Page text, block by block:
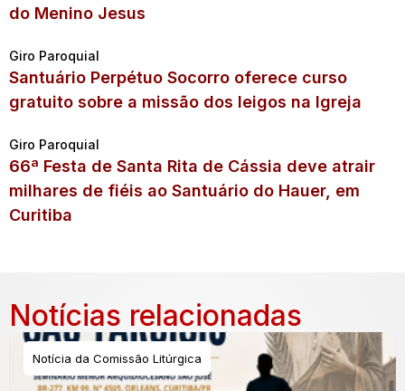
do Menino Jesus
Giro Paroquial
Santuário Perpétuo Socorro oferece curso
gratuito sobre a missão dos leigos na Igreja
Giro Paroquial
66ª Festa de Santa Rita de Cássia deve atrair
milhares de fiéis ao Santuário do Hauer, em
Curitiba
Notícias relacionadas
Notícia da Comissão Litúrgica